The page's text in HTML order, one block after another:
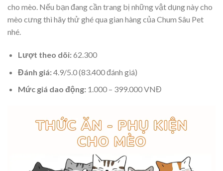
cho mèo. Nếu bạn đang cần trang bị những vật dụng này cho
mèo cưng thì hãy thử ghé qua gian hàng của Chum Sâu Pet
nhé.
Lượt theo dõi:62.300
Đánh giá:4.9/5.0 (83.400 đánh giá)
Mức giá dao động:1.000 – 399.000 VNĐ